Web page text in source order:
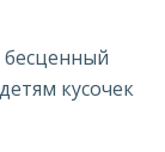
кусочек